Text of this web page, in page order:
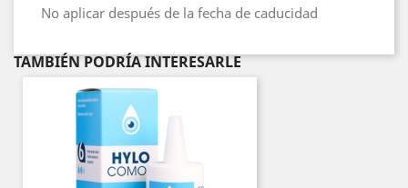
No aplicar después de la fecha de caducidad
TAMBIÉN PODRÍA INTERESARLE